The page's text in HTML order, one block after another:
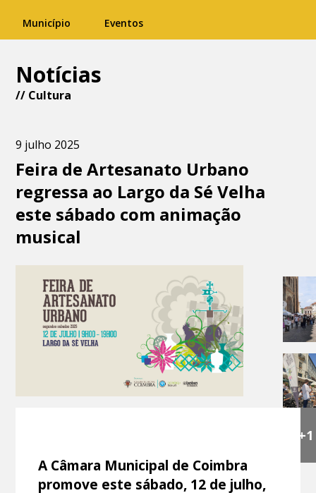
Município Eventos
Notícias
// Cultura
9 julho 2025
Feira de Artesanato Urbano
regressa ao Largo da Sé Velha
este sábado com animação
musical
+1
A Câmara Municipal de Coimbra
promove este sábado, 12 de julho,